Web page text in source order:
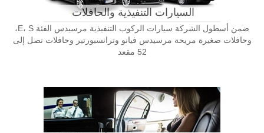
السيارات التنفيذية والحافلات
ضمن أسطول الشركة سيارات الركوب التنفيذية مرسيدس الفئة E، S،
وحافلات صغيرة مريحة مرسيدس فيانو وترانسبورتير وحافلات تصل إلى
52 مقعد